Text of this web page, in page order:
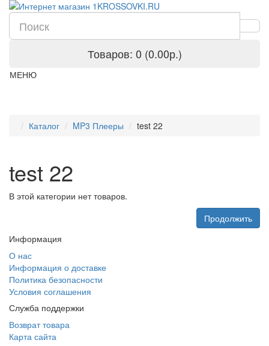
Товаров: 0 (0.00р.)
МЕНЮ
Каталог MP3 Плееры test 22
test 22
В этой категории нет товаров.
Продолжить
Информация
О нас
Информация о доставке
Политика безопасности
Условия соглашения
Служба поддержки
Возврат товара
Карта сайта